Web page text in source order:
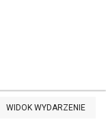
WIDOK WYDARZENIE